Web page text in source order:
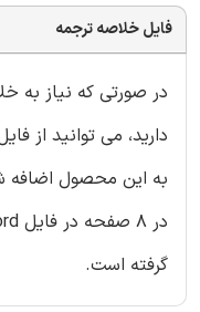
فایل خلاصه ترجمه
در صورتی که نیاز به
دارید، می توانید از
به این محصول اضافه
گرفته است.